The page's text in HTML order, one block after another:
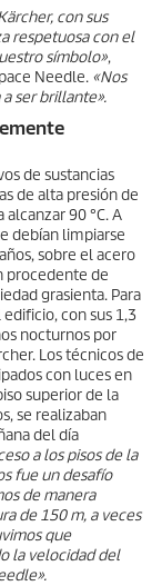
con sus
respetuosa con el
símbolo»,
Needle. «Nos
ser brillante».
de sustancias
de alta presión de
90 °C. A
debían limpiarse
sobre el acero
procedente de
grasienta. Para
con sus 1,3
nocturnos por
Los técnicos de
con luces en
superior de la
se realizaban
del día
a los pisos de la
fue un desafío
de manera
de 150 m, a veces
que
la velocidad del